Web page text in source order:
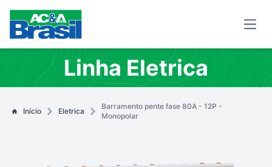
Linha Eletrica
Início Eletrica
Barramento pente fase 80A - 12P -
Monopolar